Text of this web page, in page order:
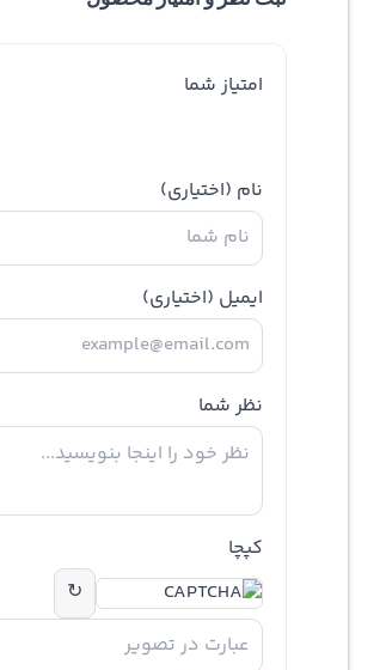
امتیاز شما
نام (اختیاری)
ایمیل (اختیاری)
نظر شما
کپچا
↻